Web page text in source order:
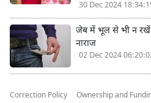
30 Dec 2024
जेब में भूल से भी न रखें
नाराज
02 Dec 2024
Correction Policy Ownership and